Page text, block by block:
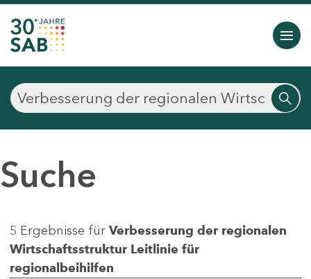
Suche
5 Ergebnisse für Verbesserung der regionalen
Wirtschaftsstruktur Leitlinie für
regionalbeihilfen